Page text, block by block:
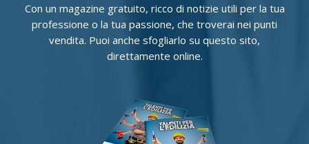
Con un magazine gratuito, ricco di notizie utili per la tua
professione o la tua passione, che troverai nei punti
vendita. Puoi anche sfogliarlo su questo sito,
direttamente online.